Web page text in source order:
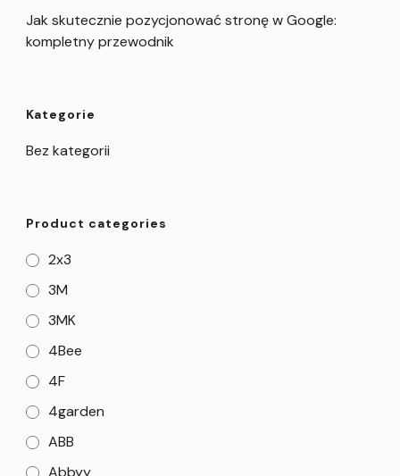
Jak skutecznie pozycjonować stronę w Google:
kompletny przewodnik
Kategorie
Bez kategorii
Product categories
2x3
3M
3MK
4Bee
4F
4garden
ABB
Abbyy